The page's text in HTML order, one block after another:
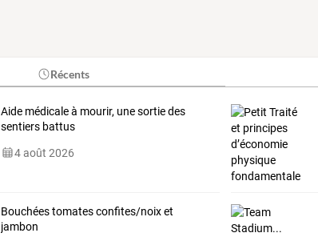
Récents
Aide médicale à mourir, une sortie des
sentiers battus
4 août 2026
Bouchées tomates confites/noix et
jambon